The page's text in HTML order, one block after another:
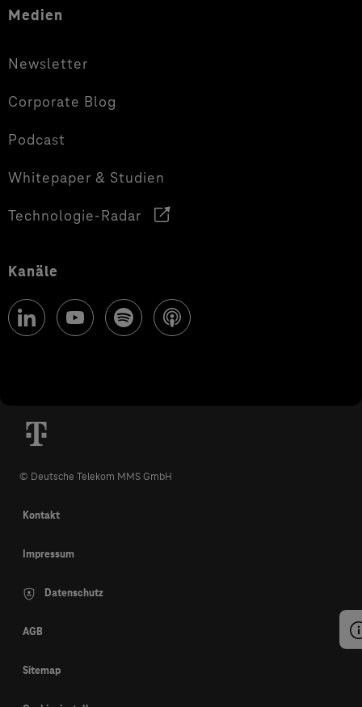
Medien
Newsletter
Corporate Blog
Podcast
Whitepaper & Studien
Technologie-Radar
Kanäle
© Deutsche Telekom MMS GmbH
Kontakt
Impressum
Datenschutz
AGB
Sitemap